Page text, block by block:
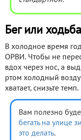
Бег или
В холодное время
ОРВИ. Чтобы не
вдох через нос, а
ртом холодный
хватает, снизьте темп.
Вам полезно
бегать на улице
это делать.